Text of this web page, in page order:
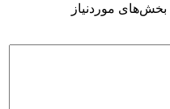
بخش‌های موردنیاز